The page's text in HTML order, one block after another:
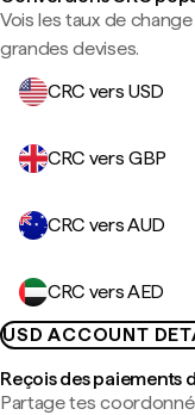
Vois les taux de
grandes devises.
CRC vers USD
CRC vers GBP
CRC vers AUD
CRC vers AED
USD ACCOUNT
Reçois des paiements
Partage tes